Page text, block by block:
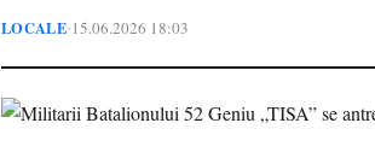
LOCALE•15.06.2026 18:03